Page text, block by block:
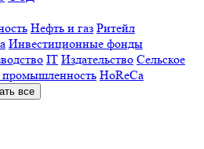
Нефть и газ Ритейл
Инвестиционные фонды
IT Издательство Сельское
HoReCa
все